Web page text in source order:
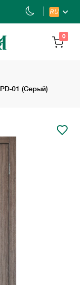
RU
0
PD-01 (Серый)